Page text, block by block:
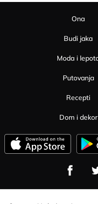
Ona
Budi jaka
Moda i
Putovanja
Recepti
Dom i dekor